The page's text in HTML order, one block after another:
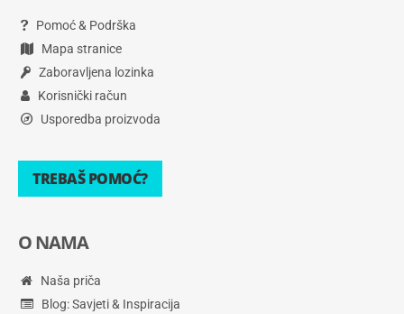
Pomoć & Podrška
Mapa stranice
Zaboravljena lozinka
Korisnički račun
Usporedba proizvoda
TREBAŠ POMOĆ?
O NAMA
Naša priča
Blog: Savjeti & Inspiracija